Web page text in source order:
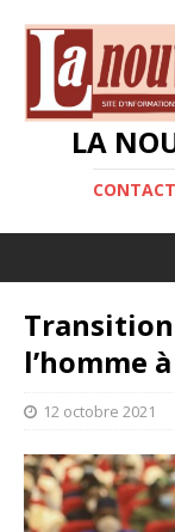
LA
l’homme
12 octobre 2021